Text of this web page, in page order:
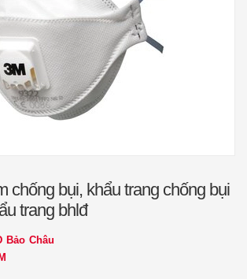
chống bụi, khẩu trang chống bụi
trang bhlđ
Bảo Châu